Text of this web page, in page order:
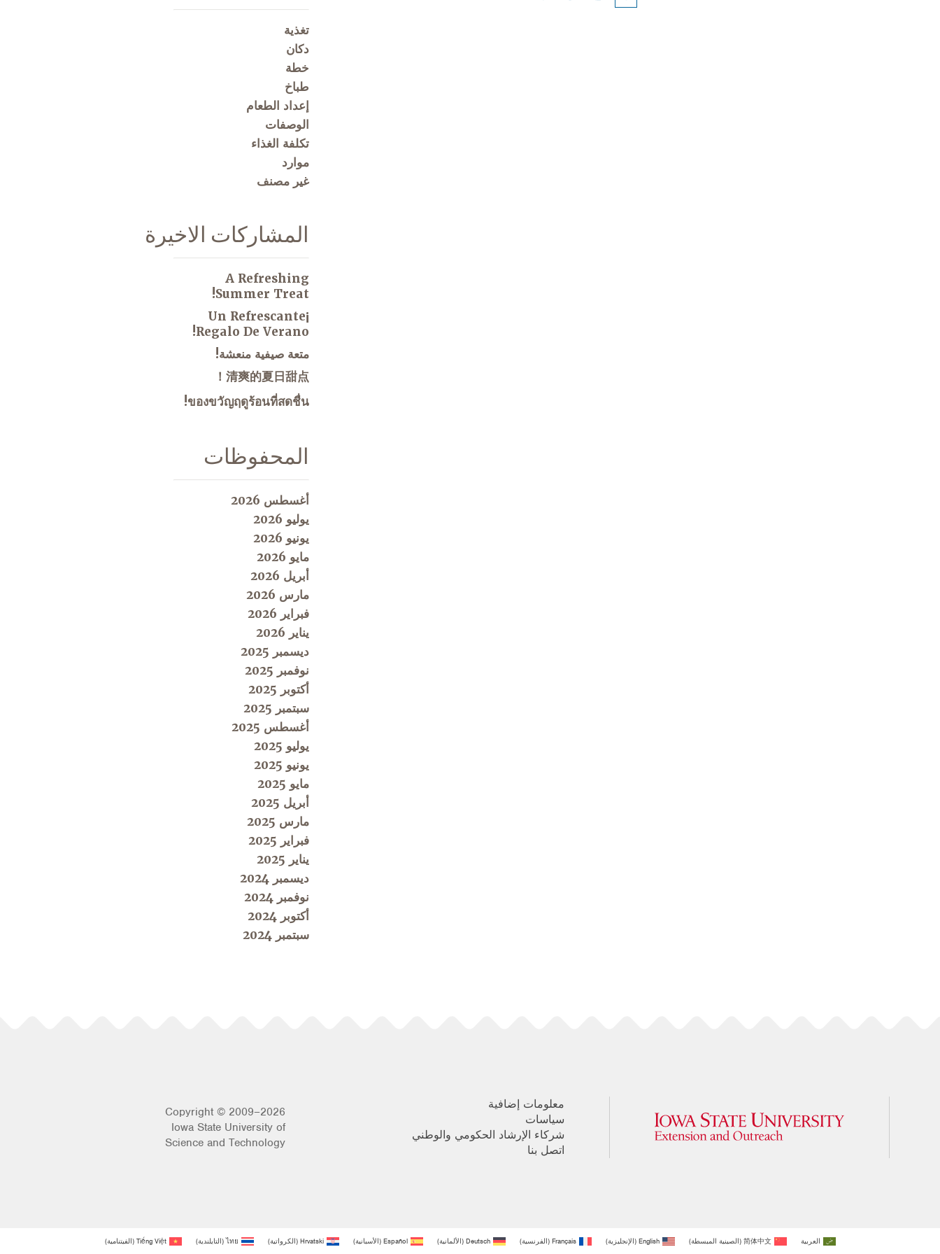
تغذية
دكان
خطة
طباخ
إعداد الطعام
الوصفات
تكلفة الغذاء
موارد
غير مصنف
المشاركات الاخيرة
A Refreshing
Summer Treat!
¡Un Refrescante
Regalo De Verano!
متعة صيفية منعشة!
清爽的夏日甜点！
ของขวัญฤดูร้อนที่สดชื่น!
المحفوظات
أغسطس 2026
يوليو 2026
يونيو 2026
مايو 2026
أبريل 2026
مارس 2026
فبراير 2026
يناير 2026
ديسمبر 2025
نوفمبر 2025
أكتوبر 2025
سبتمبر 2025
أغسطس 2025
يوليو 2025
يونيو 2025
مايو 2025
أبريل 2025
مارس 2025
فبراير 2025
يناير 2025
ديسمبر 2024
نوفمبر 2024
أكتوبر 2024
سبتمبر 2024
معلومات إضافية
سياسات
شركاء الإرشاد الحكومي والوطني
اتصل بنا
Copyright © 2009–2026
Iowa State University of
Science and Technology
العربية 简体中文
(الصينية المبسطة)
English
(الإنجليزية)
Français
(الفرنسية)
Deutsch
(الألمانية)
Español
(الأسبانية)
Hrvatski
(الكرواتية)
ไทย
(التايلندية)
Tiếng Việt
(الفيتنامية)